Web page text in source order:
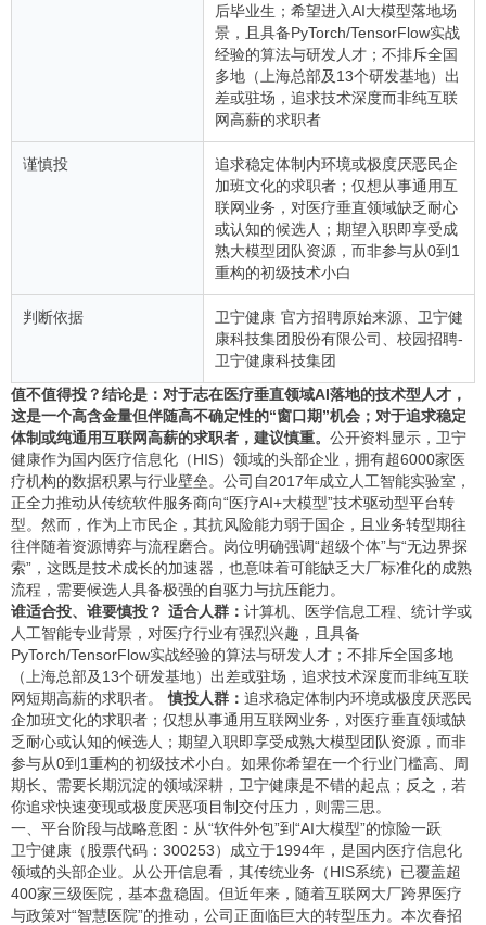
后毕业生；希望进入AI大模型落地场
景，且具备PyTorch/TensorFlow实战
经验的算法与研发人才；不排斥全国
多地（上海总部及13个研发基地）出
差或驻场，追求技术深度而非纯互联
网高薪的求职者
谨慎投
追求稳定体制内环境或极度厌恶民企
加班文化的求职者；仅想从事通用互
联网业务，对医疗垂直领域缺乏耐心
或认知的候选人；期望入职即享受成
熟大模型团队资源，而非参与从0到1
重构的初级技术小白
判断依据
卫宁健康 官方招聘原始来源、卫宁健
康科技集团股份有限公司、校园招聘-
卫宁健康科技集团
值不值得投？结论是：对于志在医疗垂直领域AI落地的技术型人才，
这是一个高含金量但伴随高不确定性的“窗口期”机会；对于追求稳定
体制或纯通用互联网高薪的求职者，建议慎重。 公开资料显示，卫宁
健康作为国内医疗信息化（HIS）领域的头部企业，拥有超6000家医
疗机构的数据积累与行业壁垒。公司自2017年成立人工智能实验室，
正全力推动从传统软件服务商向“医疗AI+大模型”技术驱动型平台转
型。然而，作为上市民企，其抗风险能力弱于国企，且业务转型期往
往伴随着资源博弈与流程磨合。岗位明确强调“超级个体”与“无边界探
索”，这既是技术成长的加速器，也意味着可能缺乏大厂标准化的成熟
流程，需要候选人具备极强的自驱力与抗压能力。
谁适合投、谁要慎投？ 适合人群： 计算机、医学信息工程、统计学或
人工智能专业背景，对医疗行业有强烈兴趣，且具备
PyTorch/TensorFlow实战经验的算法与研发人才；不排斥全国多地
（上海总部及13个研发基地）出差或驻场，追求技术深度而非纯互联
网短期高薪的求职者。慎投人群： 追求稳定体制内环境或极度厌恶民
企加班文化的求职者；仅想从事通用互联网业务，对医疗垂直领域缺
乏耐心或认知的候选人；期望入职即享受成熟大模型团队资源，而非
参与从0到1重构的初级技术小白。如果你希望在一个行业门槛高、周
期长、需要长期沉淀的领域深耕，卫宁健康是不错的起点；反之，若
你追求快速变现或极度厌恶项目制交付压力，则需三思。
一、平台阶段与战略意图：从“软件外包”到“AI大模型”的惊险一跃
卫宁健康（股票代码：300253）成立于1994年，是国内医疗信息化
领域的头部企业。从公开信息看，其传统业务（HIS系统）已覆盖超
400家三级医院，基本盘稳固。但近年来，随着互联网大厂跨界医疗
与政策对“智慧医院”的推动，公司正面临巨大的转型压力。本次春招